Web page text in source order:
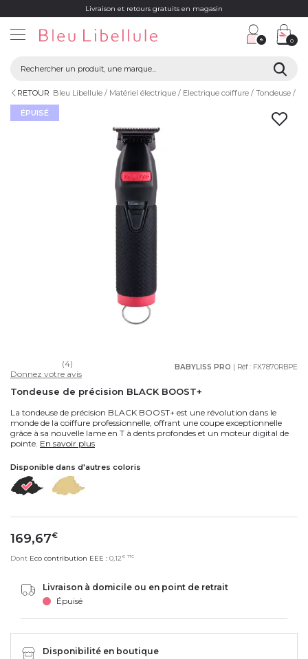
Livraison et retours gratuits en magasin
0
RETOUR Bleu Libellule Matériel électrique Electrique coiffure Tondeuse
ÉPUISÉ
BABYLISS PRO | Réf : FX7870RBPE
(4)
Donnez votre avis
Tondeuse de précision BLACK BOOST+
La tondeuse de précision BLACK BOOST+ est une révolution dans le
monde de la coiffure professionnelle, offrant une coupe exceptionnelle
grâce à sa nouvelle lame en T à dents profondes et un moteur digital de
pointe. En savoir plus
Disponible dans d'autres coloris
169,67€
Dont Eco contribution EEE : 0,12 € TTC
Livraison à domicile ou en point de retrait
Épuisé
Disponibilité en boutique